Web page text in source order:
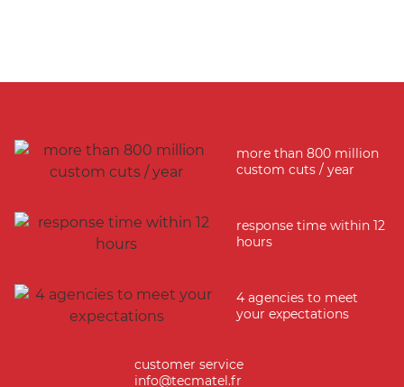
more than 800 million
custom cuts / year
response time within 12
hours
4 agencies to meet
your expectations
customer service
info@tecmatel.fr